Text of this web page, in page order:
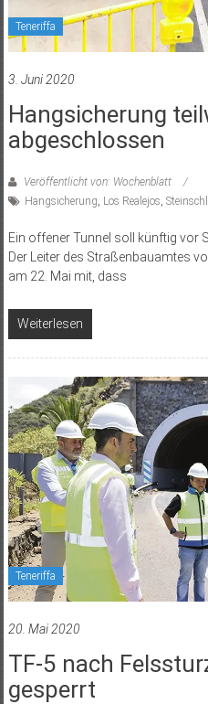
Teneriffa
3. Juni 2020
Hangsicherung
abgeschlossen
Veröffentlicht von: Wochenblatt
Hangsicherung, Los Realejos,
Ein offener Tunnel soll künftig vor
Der Leiter des Straßenbauamtes
am 22. Mai mit, dass
Weiterlesen
Teneriffa
20. Mai 2020
TF-5 nach
gesperrt